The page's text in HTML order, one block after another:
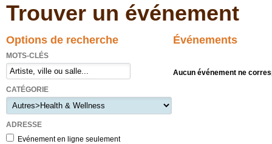
Trouver un événement
Options de recherche
MOTS-CLÉS
CATÉGORIE
ADRESSE
Evénement en ligne seulement
Événements
Aucun événement ne